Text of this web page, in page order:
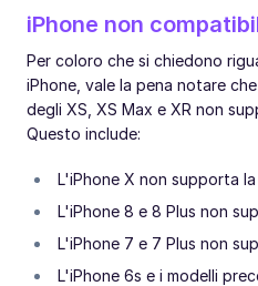
iPhone non
Per coloro che si chiedono
iPhone, vale la pena notare
degli XS, XS Max e XR non
Questo include:
L'iPhone X non supporta
L'iPhone 8 e 8 Plus non
L'iPhone 7 e 7 Plus non
L'iPhone 6s e i modelli